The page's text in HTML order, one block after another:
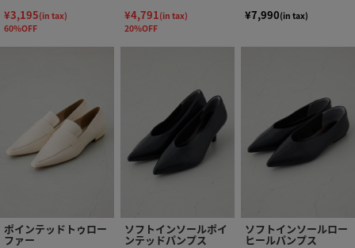
¥3,195(in tax)
60%OFF
¥4,791(in tax)
20%OFF
¥7,990(in tax)
ポインテッドトゥロー
ファー
ソフトインソールポイ
ンテッドパンプス
ソフトインソールロー
ヒールパンプス